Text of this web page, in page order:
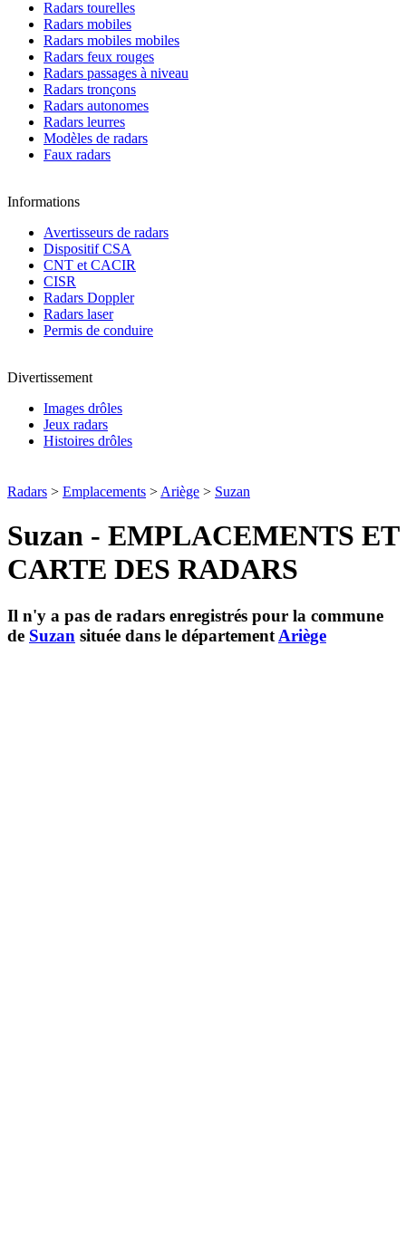
Radars tourelles
Radars mobiles
Radars mobiles mobiles
Radars feux rouges
Radars passages à niveau
Radars tronçons
Radars autonomes
Radars leurres
Modèles de radars
Faux radars
Informations
Avertisseurs de radars
Dispositif CSA
CNT et CACIR
CISR
Radars Doppler
Radars laser
Permis de conduire
Divertissement
Images drôles
Jeux radars
Histoires drôles
Radars > Emplacements > Ariège > Suzan
Suzan - EMPLACEMENTS ET
CARTE DES RADARS
Il n'y a pas de radars enregistrés pour la commune
de Suzan située dans le département Ariège